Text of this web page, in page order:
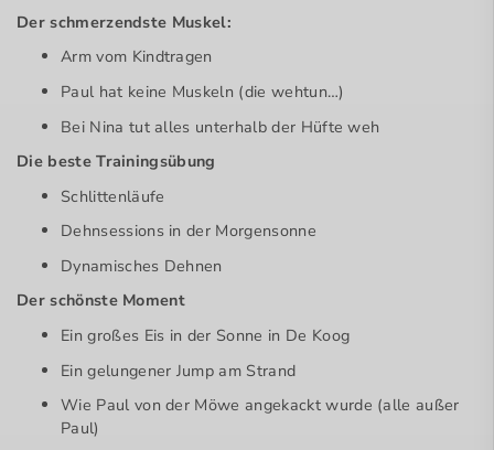
Der schmerzendste Muskel:
Arm vom Kindtragen
Paul hat keine Muskeln (die wehtun…)
Bei Nina tut alles unterhalb der Hüfte weh
Die beste Trainingsübung
Schlittenläufe
Dehnsessions in der Morgensonne
Dynamisches Dehnen
Der schönste Moment
Ein großes Eis in der Sonne in De Koog
Ein gelungener Jump am Strand
Wie Paul von der Möwe angekackt wurde (alle außer
Paul)